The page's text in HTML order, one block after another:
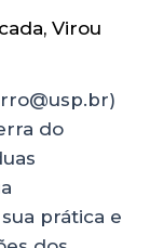
, Virou
do
prática e